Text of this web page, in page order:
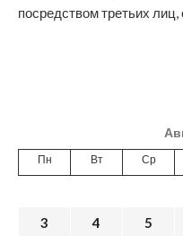
посредством третьих лиц,
Пн Вт Ср
3
4 5